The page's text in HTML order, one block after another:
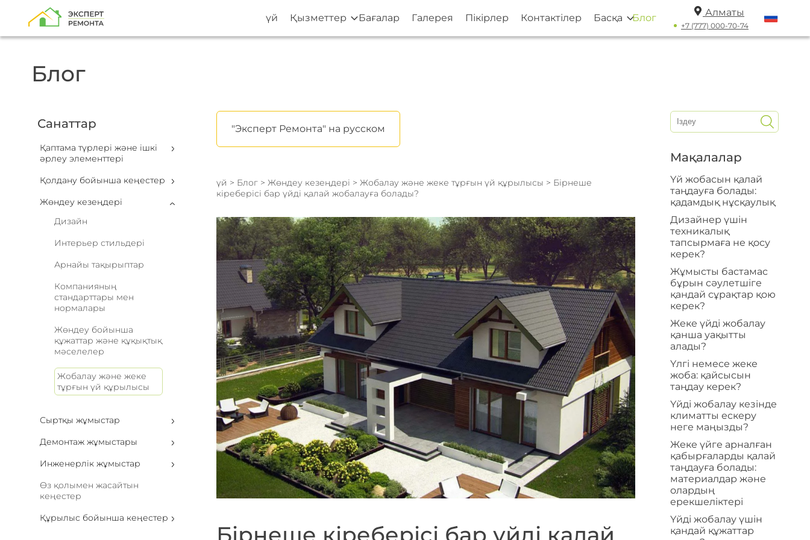
үй Қызметтер Бағалар Галерея Пікірлер Контактілер Басқа Блог Алматы
+7 (777) 000-70-74
Блог
Санаттар
Қаптама түрлері және ішкі
әрлеу элементтері
Қолдану бойынша кеңестер
Жөндеу кезеңдері
Дизайн
Интерьер стильдері
Арнайы тақырыптар
Компанияның
стандарттары мен
нормалары
Жөндеу бойынша
құжаттар және құқықтық
мәселелер
Жобалау және жеке
тұрғын үй құрылысы
Сыртқы жұмыстар
Демонтаж жұмыстары
Инженерлік жұмыстар
Өз қолымен жасайтын
кеңестер
Құрылыс бойынша кеңестер
"Эксперт Ремонта" на русском
үй > Блог> Жөндеу кезеңдері > Жобалау және жеке тұрғын үй құрылысы > Бірнеше
кіреберісі бар үйді қалай жобалауға болады?
Мақалалар
Үй жобасын қалай
таңдауға болады:
қадамдық нұсқаулық
Дизайнер үшін
техникалық
тапсырмаға не қосу
керек?
Жұмысты бастамас
бұрын сәулетшіге
қандай сұрақтар қою
керек?
Жеке үйді жобалау
қанша уақытты
алады?
Үлгі немесе жеке
жоба: қайсысын
таңдау керек?
Үйді жобалау кезінде
климатты ескеру
неге маңызды?
Жеке үйге арналған
қабырғаларды қалай
таңдауға болады:
материалдар және
олардың
ерекшеліктері
Үйді жобалау үшін
қандай құжаттар